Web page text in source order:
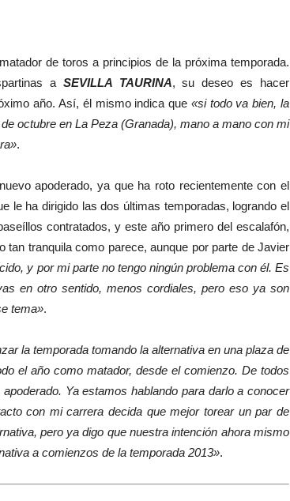
de toros a principios de la próxima temporada.
a SEVILLA TAURINA, su deseo es hacer
año. Así, él mismo indica que «si todo va bien, la
octubre en La Peza (Granada), mano a mano con mi
.
apoderado, ya que ha roto recientemente con el
le ha dirigido las dos últimas temporadas, logrando el
contratados, y este año primero del escalafón,
tan tranquila como parece, aunque por parte de Javier
y por mi parte no tengo ningún problema con él. Es
en otro sentido, menos cordiales, pero eso ya son
tema».
la temporada tomando la alternativa en una plaza de
el año como matador, desde el comienzo. De todos
Ya estamos hablando para darlo a conocer
con mi carrera decida que mejor torear un par de
pero ya digo que nuestra intención ahora mismo
a comienzos de la temporada 2013».